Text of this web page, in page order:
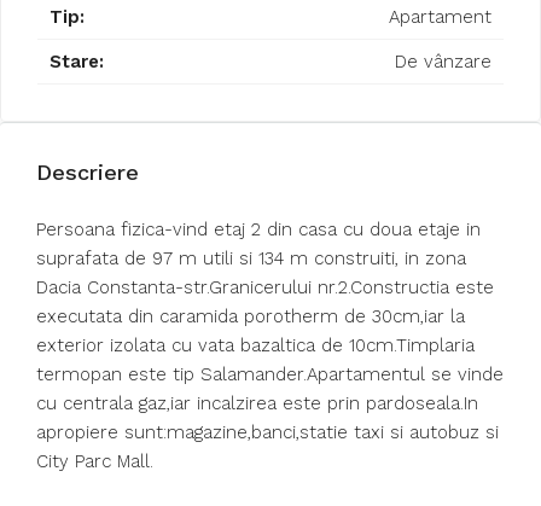
Tip: Apartament
Stare: De vânzare
Descriere
Persoana fizica-vind etaj 2 din casa cu doua etaje in
suprafata de 97 m utili si 134 m construiti, in zona
Dacia Constanta-str.Granicerului nr.2.Constructia este
executata din caramida porotherm de 30cm,iar la
exterior izolata cu vata bazaltica de 10cm.Timplaria
termopan este tip Salamander.Apartamentul se vinde
cu centrala gaz,iar incalzirea este prin pardoseala.In
apropiere sunt:magazine,banci,statie taxi si autobuz si
City Parc Mall.